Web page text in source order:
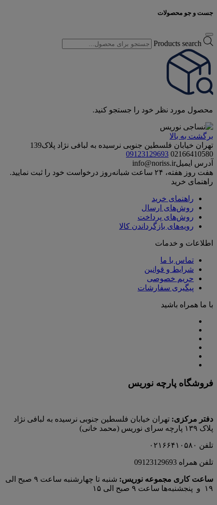
جست و جو محصولات
Products search
محصول مورد نظر خود را جستجو کنید.
برگشت به بالا
تهران خیابان فلسطین جنوبی نرسیده به لبافی نژاد پلاک139
02166410580
09123129693
آدرس ایمیلinfo@noriss.ir
هفت روز هفته، ۲۴ ساعت شبانه‌روز درخواست خود را ثبت نمایید.
راهنمای خرید
راهنمای خرید
روش‌های ارسال
روش‌های پرداخت
رویه‌های بازگرداندن کالا
اطلاعات و خدمات
تماس با ما
شرایط و قوانین
حریم خصوصی
پیگیری سفارشات
با ما همراه باشید
فروشگاه پارچه نوریس
دفتر مرکزی: تهران خیابان فلسطین جنوبی نرسیده به لبافی نژاد
پلاک ۱۳۹ پارچه‌ سرای نوريس (محمد خانی)
تلفن ۰۲۱۶۶۴۱۰۵۸۰
تلفن همراه 09123129693
ساعت کاری مجموعه نوریس:
شنبه تا چهارشنبه ساعت ۹ صبح الی
۱۹ و پنجشنبه‌ها ساعت ۹ صبح الی ۱۵